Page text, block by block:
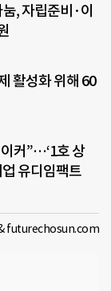
, 자립준비·이
활성화 위해 60
커”…‘1호 상
유디임팩트
futurechosun.com